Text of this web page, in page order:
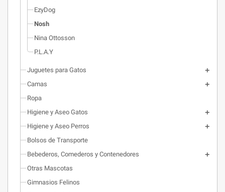
EzyDog
Nosh
Nina Ottosson
P.L.A.Y
Juguetes para Gatos
Camas
Ropa
Higiene y Aseo Gatos
Higiene y Aseo Perros
Bolsos de Transporte
Bebederos, Comederos y Contenedores
Otras Mascotas
Gimnasios Felinos